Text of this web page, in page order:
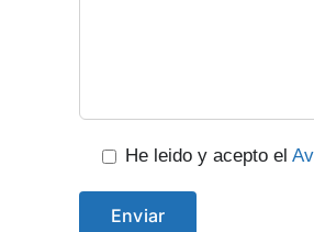
He leido y acepto el